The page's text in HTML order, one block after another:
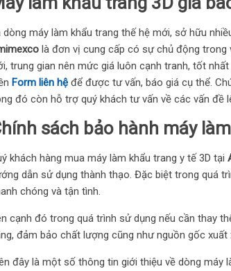
dòng máy làm khẩu trang thế hệ mới, sở hữu
là đơn vị cung cấp có sự chủ động trong
trung gian nên mức giá luôn cạnh tranh, tốt
Form liên hệ để được tư vấn, báo giá cụ thể.
đó còn hỗ trợ quý khách tư vấn về các vấn đề
sách bảo hành máy
khách hàng mua máy làm khẩu trang y tế 3D tại
dẫn sử dụng thành thạo. Đặc biệt trong quá
chóng và tận tình.
cạnh đó trong quá trình sử dụng nếu cần thay
đảm bảo chất lượng cũng như nguồn gốc xuất
đây là một số thông tin giới thiệu về dòng máy